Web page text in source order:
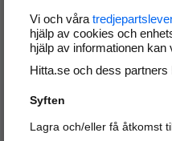
Vi och våra
hjälp av cookies och
hjälp av informationen
Hitta.se och dess
Syften
Lagra och/eller få åtkomst